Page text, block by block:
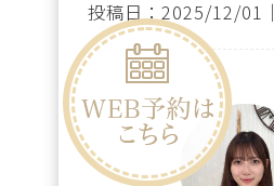
投稿日：2025/12/01｜